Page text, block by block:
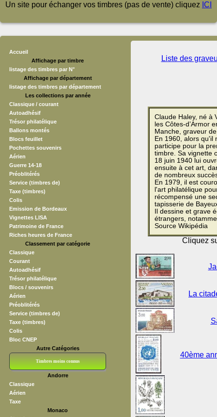
Un site pour échanger vos timbres (pas de vente) cliquez ICI
Accueil
Affichage par timbre
listage des timbres par N°
Affichage par département
listage des timbres par département
Les collections par année
Classique / courant
Autoadhésif
Trésor philatélique
Ballons montés
Blocs feuillet
Pochettes souvenirs
Aérien
Guerre 14-18
Préoblitérés
Service (timbres de)
Taxe (timbres)
Colis
Emission de Bordeaux
Vignettes LISA
Patrimoine de France
Riches heures de France
Classement par catégorie
Classique
Courant
Autoadhésif
Trésor philatélique
Blocs / souvenirs
Aérien
Préoblitérés
Service (timbres de)
Taxe (timbres)
Colis
Bloc CNEP
Autre Catégories
Timbres moins connus
Andorre
Classique
Aérien
Taxe
Monaco
Liste des
Claude Haley, né à
les Côtes-d’Armor
Manche, graveur
En 1960, alors qu'il
participe pour la
timbre. Sa vignette
18 juin 1940 lui
ensuite à cet art,
de nombreux
En 1979, il est
l'art philatélique
récompensé une
tapisserie de
Il dessine et grave
étrangers,
Source Wikipédia
Cliquez
La
40ème